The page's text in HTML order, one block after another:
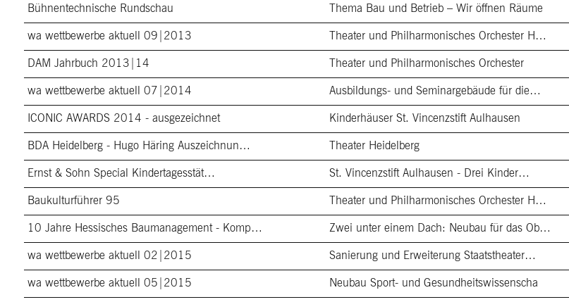
Bühnentechnische Rundschau
Thema Bau und Betrieb – Wir öffnen Räume
wa wettbewerbe aktuell 09|2013
Theater und Philharmonisches Orchester H…
DAM Jahrbuch 2013|14
Theater und Philharmonisches Orchester
wa wettbewerbe aktuell 07|2014
Ausbildungs- und Seminargebäude für die…
ICONIC AWARDS 2014 - ausgezeichnet
Kinderhäuser St. Vincenzstift Aulhausen
BDA Heidelberg - Hugo Häring Auszeichnun…
Theater Heidelberg
Ernst & Sohn Special Kindertagesstät…
St. Vincenzstift Aulhausen - Drei Kinder…
Baukulturführer 95
Theater und Philharmonisches Orchester H…
10 Jahre Hessisches Baumanagement - Komp…
Zwei unter einem Dach: Neubau für das Ob…
wa wettbewerbe aktuell 02|2015
Sanierung und Erweiterung Staatstheater…
wa wettbewerbe aktuell 05|2015
Neubau Sport- und Gesundheitswissenscha